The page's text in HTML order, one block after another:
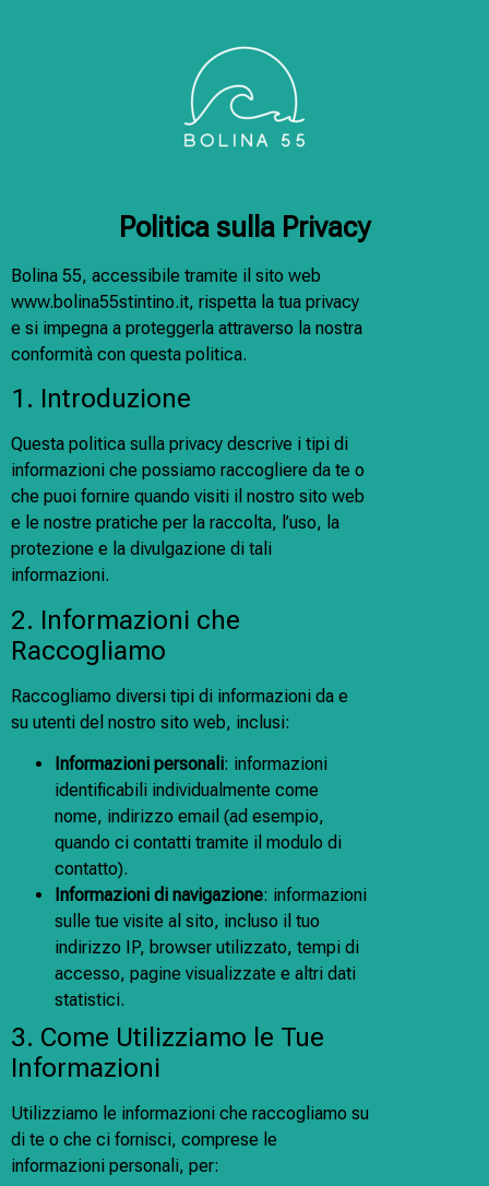
Politica sulla Privacy
Bolina 55, accessibile tramite il sito web
www.bolina55stintino.it, rispetta la tua privacy
e si impegna a proteggerla attraverso la nostra
conformità con questa politica.
1. Introduzione
Questa politica sulla privacy descrive i tipi di
informazioni che possiamo raccogliere da te o
che puoi fornire quando visiti il nostro sito web
e le nostre pratiche per la raccolta, l’uso, la
protezione e la divulgazione di tali
informazioni.
2. Informazioni che
Raccogliamo
Raccogliamo diversi tipi di informazioni da e
su utenti del nostro sito web, inclusi:
Informazioni personali: informazioni
identificabili individualmente come
nome, indirizzo email (ad esempio,
quando ci contatti tramite il modulo di
contatto).
Informazioni di navigazione: informazioni
sulle tue visite al sito, incluso il tuo
indirizzo IP, browser utilizzato, tempi di
accesso, pagine visualizzate e altri dati
statistici.
3. Come Utilizziamo le Tue
Informazioni
Utilizziamo le informazioni che raccogliamo su
di te o che ci fornisci, comprese le
informazioni personali, per: